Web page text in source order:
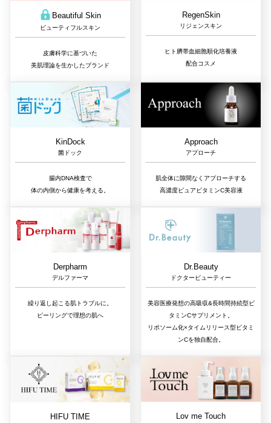
Beautiful Skin
ビューティフルスキン
皮膚科学に基づいた
美肌理論を生かしたブランド
RegenSkin
リジェンスキン
ヒト臍帯血細胞順化培養液
配合コスメ
KinDock
菌ドック
腸内DNA検査で
体の内側から健康を考える。
Approach
アプローチ
肌全体に隙間なくアプローチする
高濃度ピュアビタミンC美容液
Derpharm
デルファーマ
繰り返し起こる肌トラブルに。
ピーリングで理想の肌へ
Dr.Beauty
ドクタービューティー
美容医療発想の高吸収&長時間持続型ビ
タミンCサプリメント。
リポソーム化×タイムリリース型ビタミ
ンCを独自配合。
HIFU TIME Lov me Touch